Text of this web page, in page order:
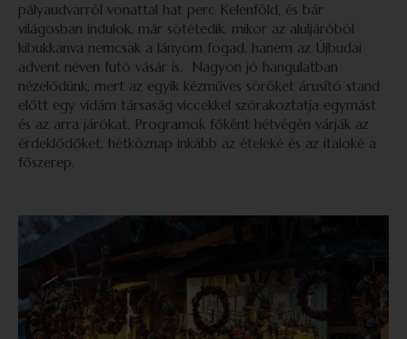
pályaudvarról vonattal hat perc Kelenföld, és bár
világosban indulok, már sötétedik, mikor az aluljáróból
kibukkanva nemcsak a lányom fogad, hanem az Újbudai
advent néven futó vásár is. Nagyon jó hangulatban
nézelődünk, mert az egyik kézműves söröket árusító stand
előtt egy vidám társaság viccekkel szórakoztatja egymást
és az arra járókat. Programok főként hétvégén várják az
érdeklődőket, hétköznap inkább az ételeké és az italoké a
főszerep.